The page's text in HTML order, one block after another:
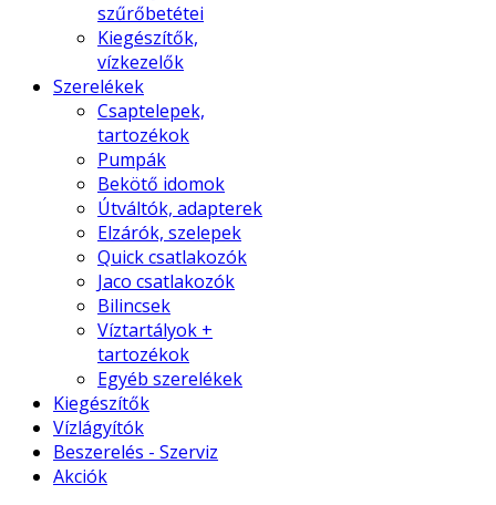
szűrőbetétei
Kiegészítők,
vízkezelők
Szerelékek
Csaptelepek,
tartozékok
Pumpák
Bekötő idomok
Útváltók, adapterek
Elzárók, szelepek
Quick csatlakozók
Jaco csatlakozók
Bilincsek
Víztartályok +
tartozékok
Egyéb szerelékek
Kiegészítők
Vízlágyítók
Beszerelés - Szerviz
Akciók